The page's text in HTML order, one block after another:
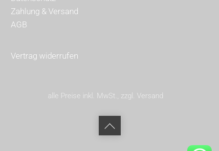
Zahlung & Versand
AGB
Vertrag widerrufen
Back
alle Preise inkl. MwSt., zzgl. Versand